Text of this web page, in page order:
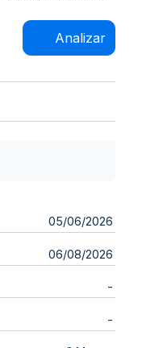
Analizar
05/06/2026
06/08/2026
-
-